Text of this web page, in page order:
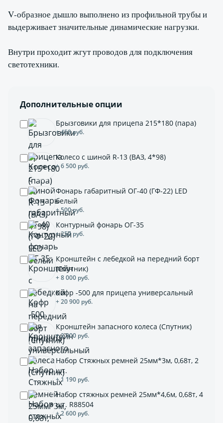
V-образное дышло выполнено из профильной трубы и
выдерживает значительные динамические нагрузки.
Внутри проходит жгут проводов для подключения
светотехники.
Дополнительные опции
Брызговики для прицепа 215*180 (пара)
+ 450 руб.
Колесо с шиной R-13 (ВАЗ, 4*98)
+ 6 500 руб.
Фонарь габаритный ОГ-40 (ГФ-22) LED
белый
+ 500 руб.
Контурный фонарь ОГ-35
+ 250 руб.
Кронштейн с лебедкой на передний борт
(Спутник)
+ 8 000 руб.
Кофр -500 для прицепа универсальный
+ 20 900 руб.
Кронштейн запасного колеса (Спутник)
+ 2 000 руб.
Набор Стяжных ремней 25мм*3м, 0,68т, 2
шт.
+ 1 190 руб.
Набор стяжных ремней 25мм*4,6м, 0,68т, 4
шт. R88504
+ 2 600 руб.